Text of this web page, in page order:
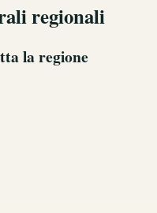
regionali
la regione